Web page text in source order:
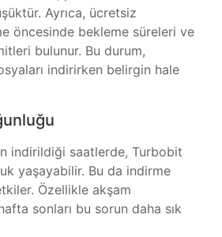
Ayrıca, ücretsiz
öncesinde bekleme süreleri ve
bulunur. Bu durum,
indirirken belirgin hale
indirildiği saatlerde, Turbobit
yaşayabilir. Bu da indirme
Özellikle akşam
sonları bu sorun daha sık